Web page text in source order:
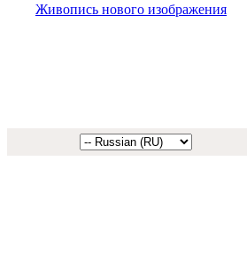
Живопись нового изображения